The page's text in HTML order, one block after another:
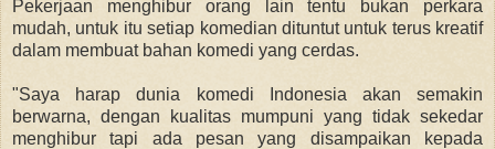
Pekerjaan menghibur orang lain tentu bukan perkara
mudah, untuk itu setiap komedian dituntut untuk terus kreatif
dalam membuat bahan komedi yang cerdas.
"Saya harap dunia komedi Indonesia akan semakin
berwarna, dengan kualitas mumpuni yang tidak sekedar
menghibur tapi ada pesan yang disampaikan kepada